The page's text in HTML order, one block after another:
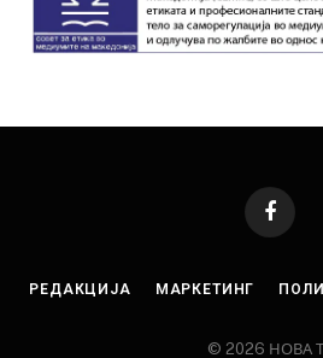
РЕДАКЦИЈА МАРКЕТИНГ
© 2026 НОВА